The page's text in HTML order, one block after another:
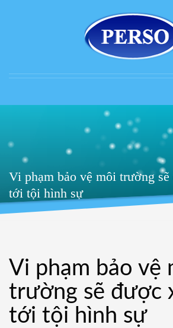
Vi phạm bảo vệ môi trường
tới tội hình sự
Vi phạm bảo vệ
trường sẽ được
tới tội hình sự